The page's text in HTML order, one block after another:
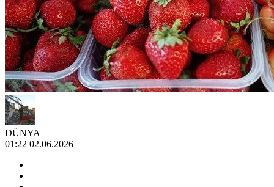
DÜNYA
01:22 02.06.2026